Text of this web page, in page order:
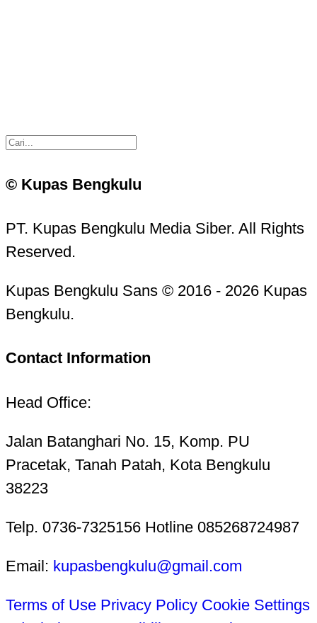
© Kupas Bengkulu
PT. Kupas Bengkulu Media Siber. All Rights
Reserved.
Kupas Bengkulu Sans © 2016 - 2026 Kupas
Bengkulu.
Contact Information
Head Office:
Jalan Batanghari No. 15, Komp. PU
Pracetak, Tanah Patah, Kota Bengkulu
38223
Telp. 0736-7325156 Hotline 085268724987
Email: kupasbengkulu@gmail.com
Terms of Use Privacy Policy Cookie Settings